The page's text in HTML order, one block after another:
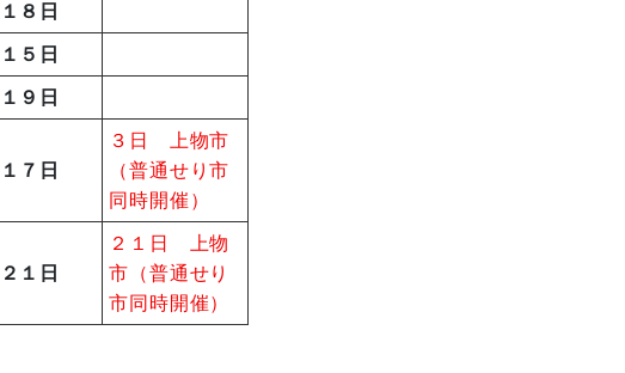
１８日
１５日
１９日
１７日
３日 上物市
（普通せり市
同時開催）
２１日
２１日 上物
市（普通せり
市同時開催）